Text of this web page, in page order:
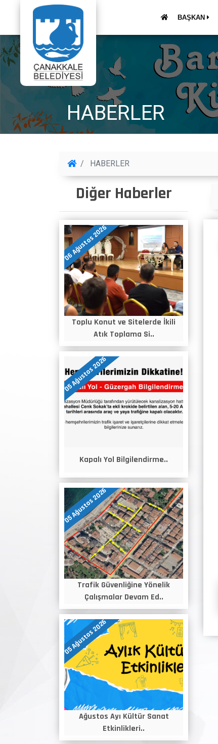
BAŞKAN
HABERLER
HABERLER
Diğer Haberler
06 Ağustos 2026
Toplu Konut ve Sitelerde İkili
Atık Toplama Si..
05 Ağustos 2026
Kapalı Yol Bilgilendirme..
05 Ağustos 2026
Trafik Güvenliğine Yönelik
Çalışmalar Devam Ed..
05 Ağustos 2026
Ağustos Ayı Kültür Sanat
Etkinlikleri..
Duyurular